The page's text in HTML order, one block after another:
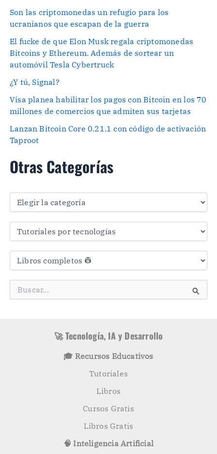
Son las criptomonedas un refugio para los
ucranianos que escapan de la guerra
El fucke de que Elon Musk regala criptomonedas
Bitcoins y Ethereum. Además de sortear un
automóvil Tesla Cybertruck
¿Y tú, Signal?
Visa planea habilitar los pagos con Bitcoin en los 70
millones de comercios que admiten sus tarjetas
Lanzan Bitcoin Core 0.21.1 con código de activación
Taproot
Otras Categorías
O
a
a
🚀 Tecnología, IA y Desarrollo
🎓 Recursos Educativos
Tutoriales
Libros
Cursos Gratis
Libros Gratis
🧠 Inteligencia Artificial